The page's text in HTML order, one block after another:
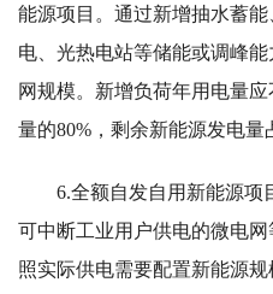
能源项目。通过新增抽水蓄
电、光热电站等储能或调峰
网规模。新增负荷年用电量
量的80%，剩余新能源发电量
6.全额自发自用新能源项
可中断工业用户供电的微电
照实际供电需要配置新能源